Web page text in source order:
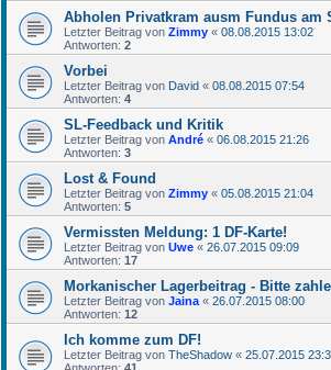
Abholen Privatkram ausm Fundus am
Letzter Beitrag von Zimmy « 08.08.2015 13:02
Antworten: 2
Vorbei
Letzter Beitrag von David « 08.08.2015 07:54
Antworten: 4
SL-Feedback und Kritik
Letzter Beitrag von André « 06.08.2015 21:26
Antworten: 3
Lost & Found
Letzter Beitrag von Zimmy « 05.08.2015 21:04
Antworten: 5
Vermissten Meldung: 1 DF-Karte!
Letzter Beitrag von Uwe « 26.07.2015 09:09
Antworten: 17
Morkanischer Lagerbeitrag - Bitte
Letzter Beitrag von Jaina « 26.07.2015 08:00
Antworten: 12
Ich komme zum DF!
Letzter Beitrag von TheShadow « 25.07.2015